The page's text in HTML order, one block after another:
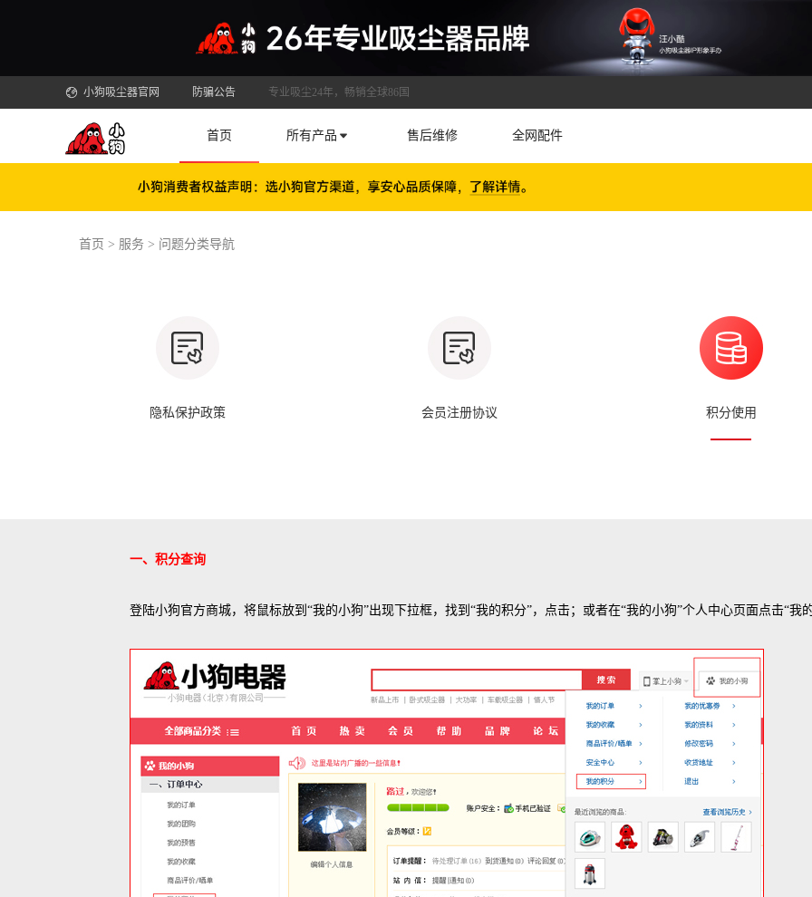
小狗吸尘器官网 防骗公告 专业吸尘24年，畅销全球86国
首页 所有产品 售后维修 全网配件
首页 > 服务 > 问题分类导航
隐私保护政策 会员注册协议 积分使用
一、积分查询
登陆小狗官方商城，将鼠标放到“我的小狗”出现下拉框，找到“我的积分”，点击；或者在“我的小狗”个人中心页面点击“我